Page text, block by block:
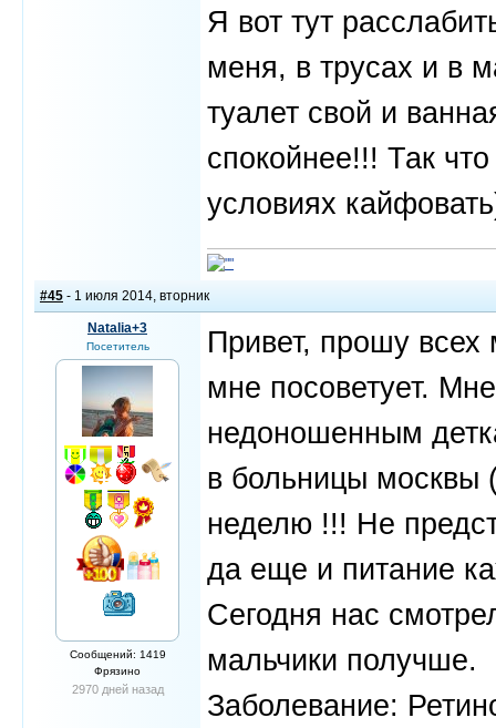
Я вот тут
меня, в трусах и в
туалет свой и
спокойнее!!! Так
условиях
#45 - 1 июля 2014, вторник
Natalia+3
Посетитель
Сообщений: 1419
Фрязино
2970 дней назад
Привет, прошу всех
мне посоветует.
недоношенным
в больницы москвы
неделю !!! Не
да еще и питание
Сегодня нас
мальчики получше.
Заболевание: